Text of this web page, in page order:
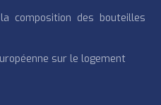
composition des bouteilles
sur le logement